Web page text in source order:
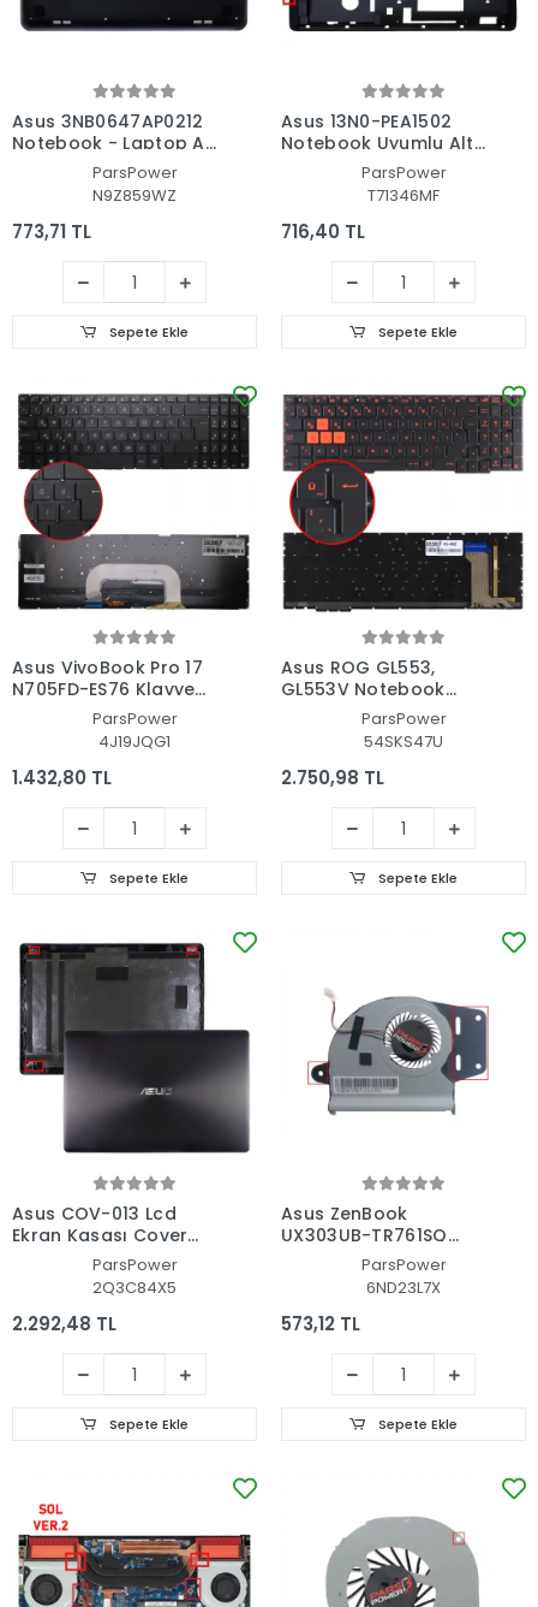
Asus 3NB0647AP0212
Notebook - Laptop Alt
ParsPower
N9Z859WZ
773,71 TL
Sepete Ekle
Asus 13N0-PEA1502
Notebook Uyumlu Alt
ParsPower
T71346MF
716,40 TL
Sepete Ekle
Asus VivoBook Pro 17
N705FD-ES76 Klavye
Işıklı (Siyah TR)
ParsPower
4J19JQG1
1.432,80 TL
Sepete Ekle
Asus ROG GL553,
GL553V Notebook
Klavye Işıklı (Siyah TR)
ParsPower
54SKS47U
2.750,98 TL
Sepete Ekle
Asus COV-013 Lcd
Ekran Kasası Cover
Bezel - Çerçeve Set
ParsPower
2Q3C84X5
2.292,48 TL
Sepete Ekle
Asus ZenBook
UX303UB-TR761SQ
VGA-GPU Fan - Ekran
ParsPower
6ND23L7X
573,12 TL
Sepete Ekle